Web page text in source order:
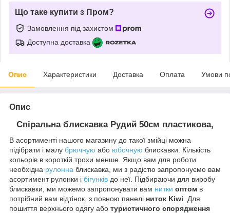
Що таке купити з Пром?
Замовлення під захистом
Доступна доставка
Опис Характеристики Доставка Оплата Умови
Опис
Спіральна блискавка Рудий 50см пластикова,
В асортименті нашого магазину до такої змійці можна
підібрати і малу брючную або юбочную блискавки. Кількість
кольорів в короткій трохи менше. Якщо вам для роботи
необхідна рулонна блискавка, ми з радістю запропонуємо вам
асортимент рулонки і бігунків до неї. Підбираючи для виробу
блискавки, ми можемо запропонувати вам нитки оптом в
потрібний вам відтінок, з повною панелі ниток Kiwi . Для
пошиття верхнього одягу або туристичного спорядження